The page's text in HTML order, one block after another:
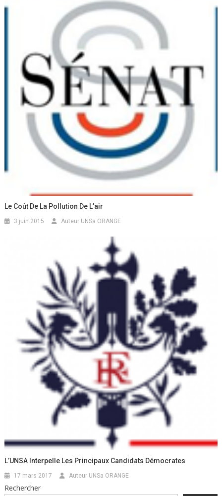
Le Coût De La Pollution De L’air
3 juin 2015 Auteur UNSa ORANGE
L’UNSA Interpelle Les Principaux Candidats Démocrates
17 mars 2017 Auteur UNSa ORANGE
Rechercher